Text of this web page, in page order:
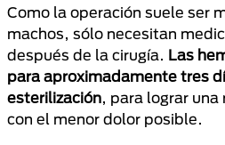
Como la operación suele ser
machos, sólo necesitan
después de la cirugía. Las
para aproximadamente tres
esterilización, para lograr
con el menor dolor posible.